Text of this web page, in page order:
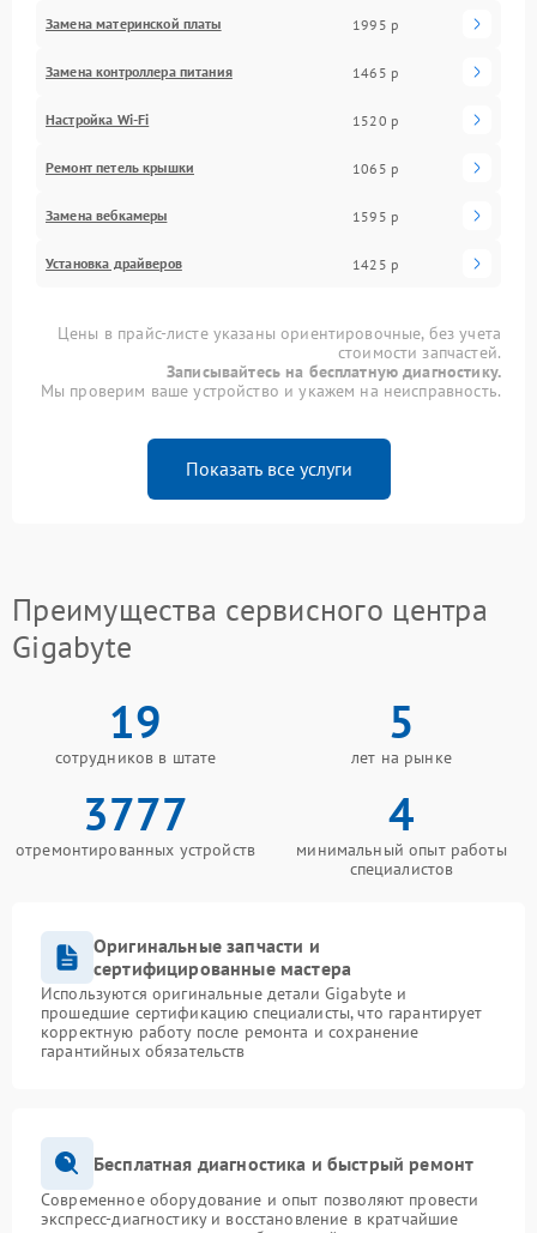
Замена материнской платы 1995 р
Замена контроллера питания 1465 р
Настройка Wi-Fi 1520 р
Ремонт петель крышки 1065 р
Замена вебкамеры 1595 р
Установка драйверов 1425 р
Цены в прайс-листе указаны ориентировочные, без учета
стоимости запчастей.
Записывайтесь на бесплатную диагностику.
Мы проверим ваше устройство и укажем на неисправность.
Показать все услуги
Преимущества сервисного центра
Gigabyte
19
сотрудников в штате
5
лет на рынке
3777
отремонтированных устройств
4
минимальный опыт работы
специалистов
Оригинальные запчасти и
сертифицированные мастера
Используются оригинальные детали Gigabyte и
прошедшие сертификацию специалисты, что гарантирует
корректную работу после ремонта и сохранение
гарантийных обязательств
Бесплатная диагностика и быстрый ремонт
Современное оборудование и опыт позволяют провести
экспресс-диагностику и восстановление в кратчайшие